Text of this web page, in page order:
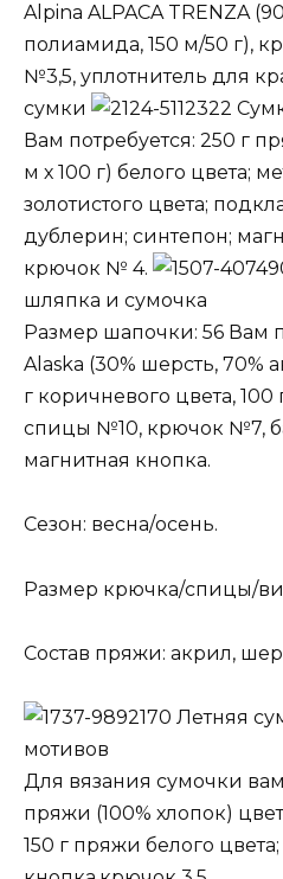
Alpina ALPACA TRENZA
полиамида, 150 м/50 г),
№3,5, уплотнитель для
сумки
Вам потребуется: 250 г
м х 100 г) белого цвета;
золотистого цвета;
дублерин; синтепон;
крючок № 4.
шляпка и сумочка
Размер шапочки: 56 Вам
Alaska (30% шерсть, 70%
г коричневого цвета, 100
спицы №10, крючок №7,
магнитная кнопка.
Сезон: весна/осень.
Размер крючка/спицы/
Состав пряжи: акрил,
Летняя
мотивов
Для вязания сумочки
пряжи (100% хлопок)
150 г пряжи белого